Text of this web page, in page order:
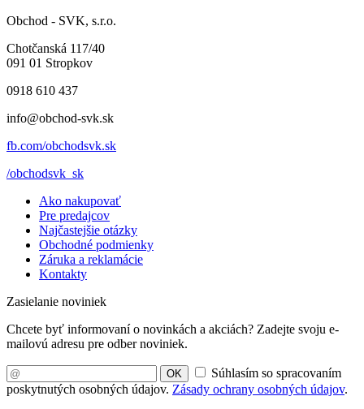
Obchod - SVK, s.r.o.
Chotčanská 117/40
091 01 Stropkov
0918 610 437
info@obchod-svk.sk
fb.com/obchodsvk.sk
/obchodsvk_sk
Ako nakupovať
Pre predajcov
Najčastejšie otázky
Obchodné podmienky
Záruka a reklamácie
Kontakty
Zasielanie noviniek
Chcete byť informovaní o novinkách a akciách? Zadejte svoju e-
mailovú adresu pre odber noviniek.
OK
Súhlasím so spracovaním
poskytnutých osobných údajov. Zásady ochrany osobných údajov.